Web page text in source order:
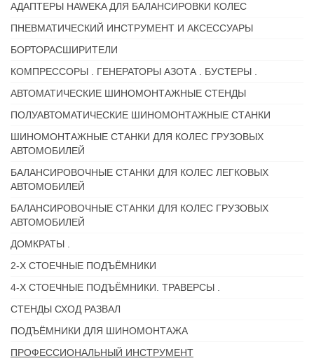
АДАПТЕРЫ HAWEKA ДЛЯ БАЛАНСИРОВКИ КОЛЕС
ПНЕВМАТИЧЕСКИЙ ИНСТРУМЕНТ И АКСЕССУАРЫ
БОРТОРАСШИРИТЕЛИ
КОМПРЕССОРЫ . ГЕНЕРАТОРЫ АЗОТА . БУСТЕРЫ .
АВТОМАТИЧЕСКИЕ ШИНОМОНТАЖНЫЕ СТЕНДЫ
ПОЛУАВТОМАТИЧЕСКИЕ ШИНОМОНТАЖНЫЕ СТАНКИ
ШИНОМОНТАЖНЫЕ СТАНКИ ДЛЯ КОЛЕС ГРУЗОВЫХ
АВТОМОБИЛЕЙ
БАЛАНСИРОВОЧНЫЕ СТАНКИ ДЛЯ КОЛЕС ЛЕГКОВЫХ
АВТОМОБИЛЕЙ
БАЛАНСИРОВОЧНЫЕ СТАНКИ ДЛЯ КОЛЕС ГРУЗОВЫХ
АВТОМОБИЛЕЙ
ДОМКРАТЫ .
2-Х СТОЕЧНЫЕ ПОДЪЁМНИКИ
4-Х СТОЕЧНЫЕ ПОДЪЁМНИКИ. ТРАВЕРСЫ .
СТЕНДЫ СХОД РАЗВАЛ
ПОДЪЁМНИКИ ДЛЯ ШИНОМОНТАЖА
ПРОФЕССИОНАЛЬНЫЙ ИНСТРУМЕНТ